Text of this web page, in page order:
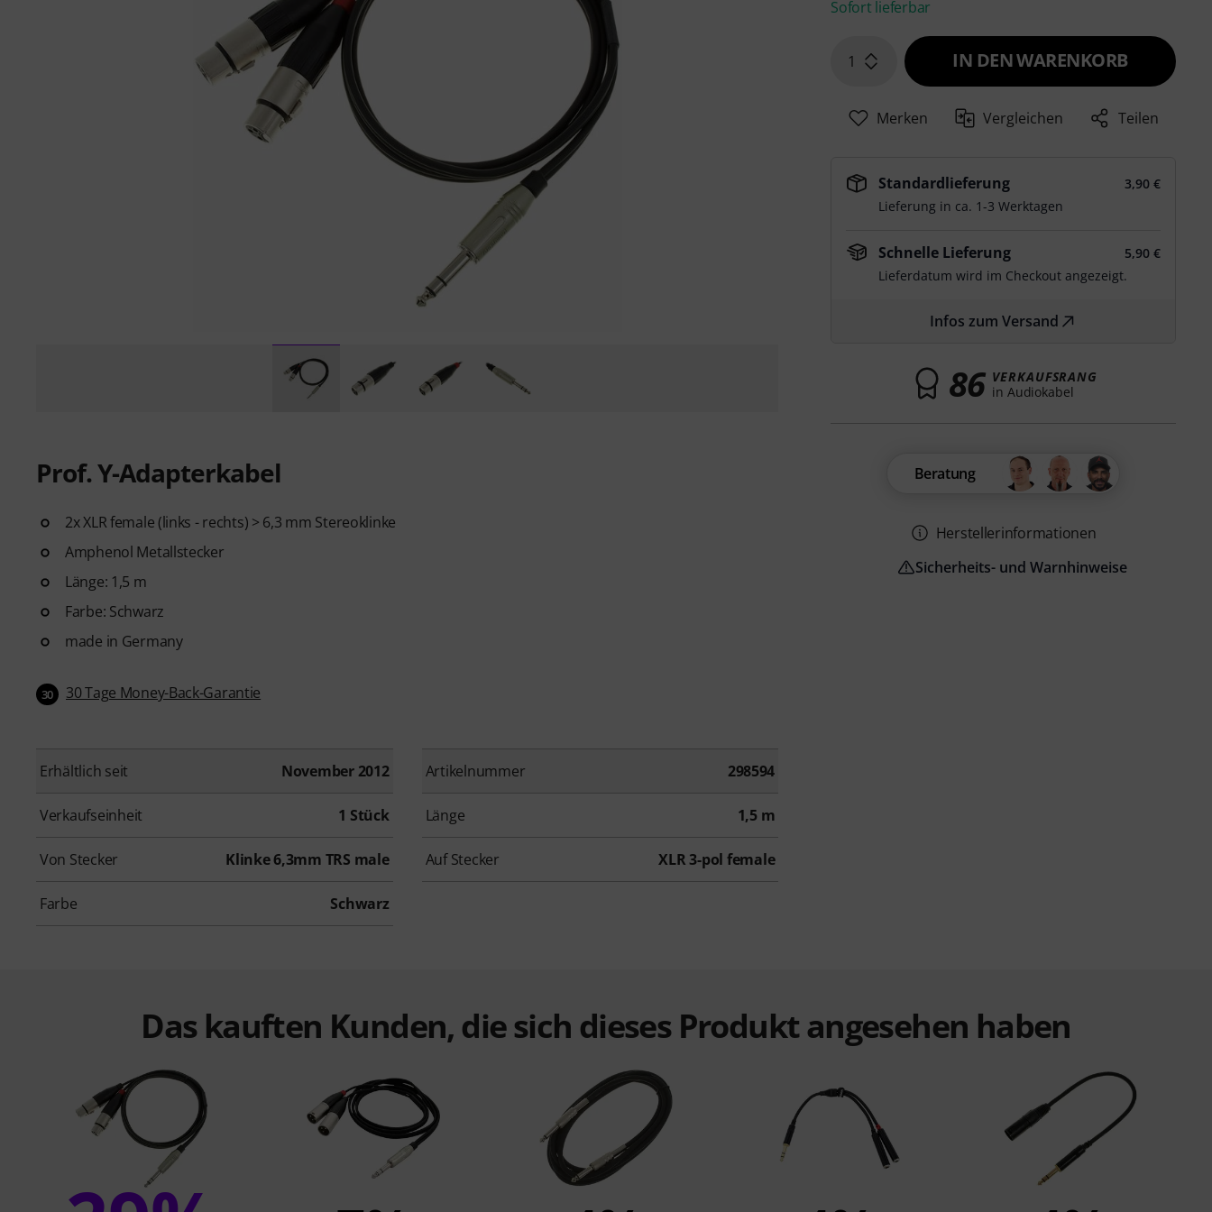
Prof. Y-Adapterkabel
2x XLR female (links - rechts) > 6,3 mm Stereoklinke
Amphenol Metallstecker
Länge: 1,5 m
Farbe: Schwarz
made in Germany
30 30 Tage Money-Back-Garantie
Erhältlich seit November 2012 Artikelnummer 298594
Verkaufseinheit 1 Stück Länge 1,5 m
Von Stecker Klinke 6,3mm TRS male Auf Stecker XLR 3-pol female
Farbe Schwarz
Sofort lieferbar
1 IN DEN WARENKORB
Merken Vergleichen Teilen
Standardlieferung
3,90 €
Lieferung in ca. 1-3 Werktagen
Schnelle Lieferung
5,90 €
Lieferdatum wird im Checkout angezeigt.
Infos zum Versand
86 VERKAUFSRANG
in Audiokabel
Beratung
Herstellerinformationen
Sicherheits- und Warnhinweise
Das kauften Kunden, die sich dieses Produkt angesehen haben